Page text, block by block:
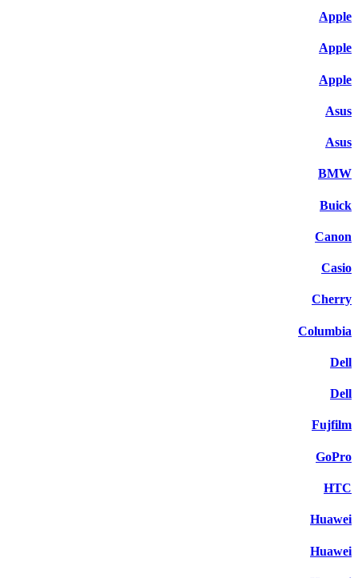
Apple
Apple
Apple
Asus
Asus
BMW
Buick
Canon
Casio
Cherry
Columbia
Dell
Dell
Fujfilm
GoPro
HTC
Huawei
Huawei